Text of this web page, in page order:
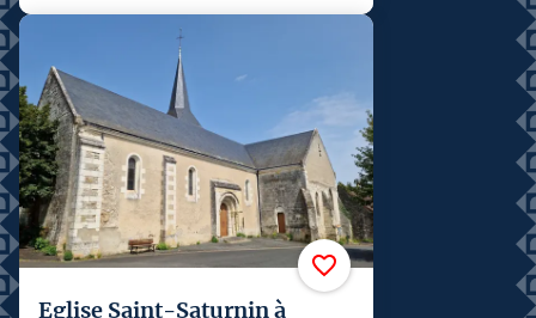
Eglise Saint-Saturnin à